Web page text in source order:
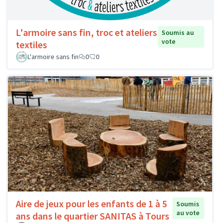
L'armoire sans fin, troc et ateliers
textiles
Soumis au
vote
L'armoire sans fin
0 0
Aire de jeux pour les enfants de 1 à 5
ans dans le quartier SANITAS à Tours
Soumis
au vote